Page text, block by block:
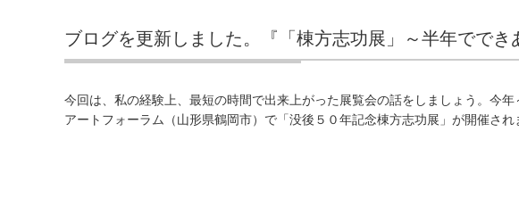
ブログを更新しました。『「棟方志功展」～半年ででき
今回は、私の経験上、最短の時間で出来上がった展覧会の話をしましょう。今
アートフォーラム（山形県鶴岡市）で「没後５０年記念棟方志功展」が開催され